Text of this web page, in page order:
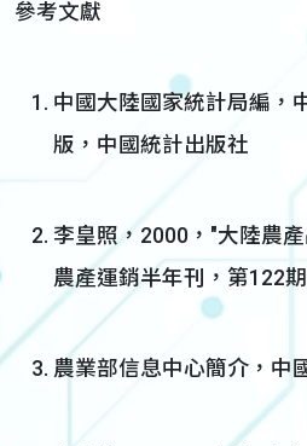
參考文獻
中國大陸國家統計局編，
版，中國統計出版社
李皇照，2000，"大陸農
農產運銷半年刊，第122
農業部信息中心簡介，中